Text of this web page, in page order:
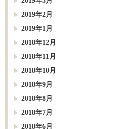
2019年2月
2019年1月
2018年12月
2018年11月
2018年10月
2018年9月
2018年8月
2018年7月
2018年6月